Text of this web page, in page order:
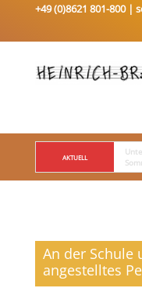
+49 (0)8621 801-800 |
AKTUELL
An der Schule
angestelltes